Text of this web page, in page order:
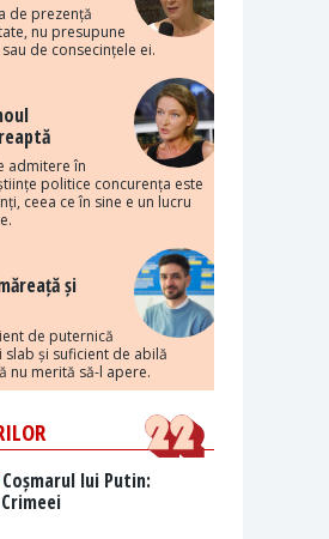
de prezență
nu presupune
de consecințele ei.
admitere în
politice concurența este
ceea ce în sine e un lucru
și
de puternică
și suficient de abilă
nu merită să-l apere.
lui Putin: